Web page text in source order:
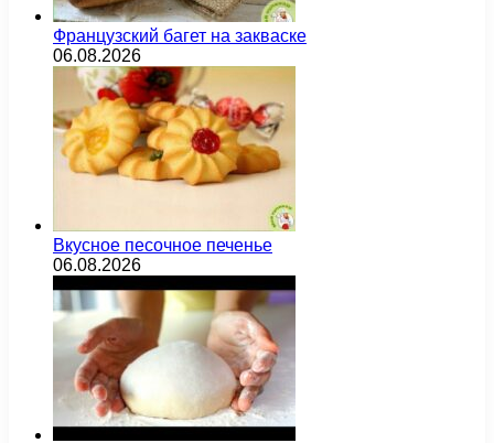
Французский багет на закваске
06.08.2026
Вкусное песочное печенье
06.08.2026